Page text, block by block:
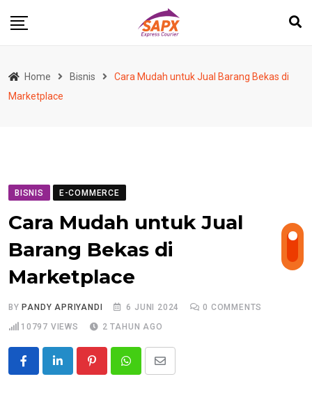
Home Bisnis
Cara Mudah untuk Jual Barang Bekas di
Marketplace
BISNIS E-COMMERCE
Cara Mudah untuk Jual
Barang Bekas di
Marketplace
BY PANDY APRIYANDI 6 JUNI 2024 0 COMMENTS
10797 VIEWS 2 TAHUN AGO
PinterestWhatsappShare